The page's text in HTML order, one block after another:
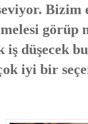
Bizim
iş düşecek
iyi bir